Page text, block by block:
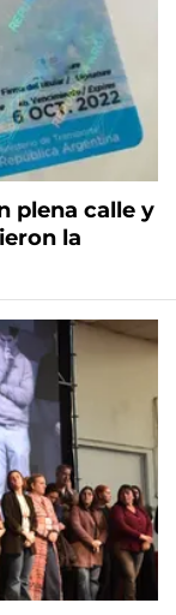
plena calle y
la